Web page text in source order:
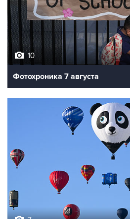
10
Фотохроника 7 августа